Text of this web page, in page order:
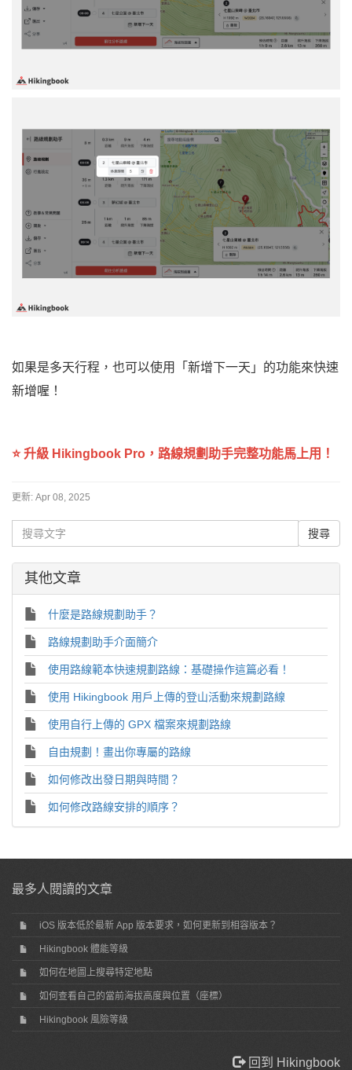
如果是多天行程，也可以使用「新增下一天」的功能來快速
新增喔！
⭐升級 Hikingbook Pro ，路線規劃助手完整功能馬上用！
更新: Apr 08, 2025
其他文章
什麼是路線規劃助手？
路線規劃助手介面簡介
使用路線範本快速規劃路線：基礎操作這篇必看！
使用 Hikingbook 用戶上傳的登山活動來規劃路線
使用自行上傳的 GPX 檔案來規劃路線
自由規劃！畫出你專屬的路線
如何修改出發日期與時間？
如何修改路線安排的順序？
最多人閱讀的文章
iOS 版本低於最新 App 版本要求，如何更新到相容版本？
Hikingbook 體能等級
如何在地圖上搜尋特定地點
如何查看自己的當前海拔高度與位置（座標）
Hikingbook 風險等級
回到 Hikingbook